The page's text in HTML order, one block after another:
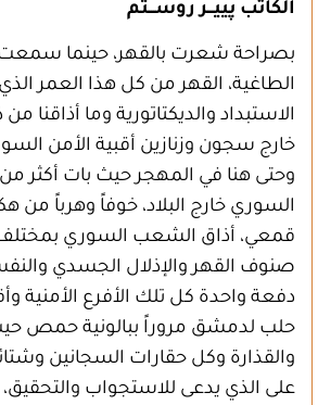
الكاتب پييـــر روســـتم
بصراحة شعرت بالقهر، حينما
الطاغية، القهر من كل هذا العمر
الاستبداد والديكتاتورية وما أذاقنا
خارج سجون وزنازين أقبية الأمن
وحتى هنا في المهجر حيث بات
السوري خارج البلاد، خوفاً وهرباً من
قمعي، أذاق الشعب السوري
صنوف القهر والإذلال الجسدي
دفعة واحدة كل تلك الأفرع الأمنية
حلب لدمشق مروراً ببالونية حمص
والقذارة وكل حقارات السجانين
على الذي يدعى للاستجواب